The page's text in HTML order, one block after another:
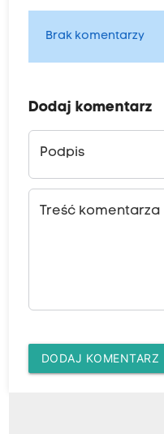
Brak komentarzy
Dodaj komentarz
Podpis
Treść komentarza
DODAJ KOMENTARZ